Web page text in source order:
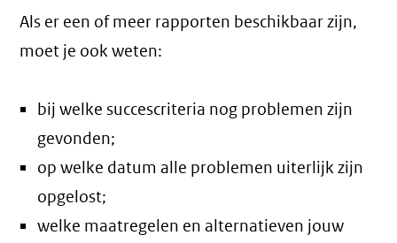
Als er een of meer rapporten beschikbaar zijn,
moet je ook weten:
bij welke succescriteria nog problemen zijn
gevonden;
op welke datum alle problemen uiterlijk zijn
opgelost;
welke maatregelen en alternatieven jouw